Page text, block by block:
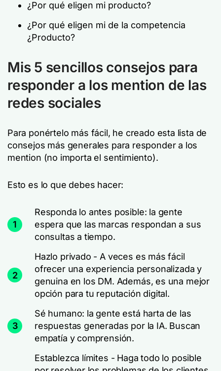
¿Por qué eligen mi producto?
¿Por qué eligen mi de la competencia
¿Producto?
Mis 5 sencillos consejos para
responder a los mention de las
redes sociales
Para ponértelo más fácil, he creado esta lista de
consejos más generales para responder a los
mention (no importa el sentimiento).
Esto es lo que debes hacer:
1
Responda lo antes posible: la gente
espera que las marcas respondan a sus
consultas a tiempo.
2
Hazlo privado - A veces es más fácil
ofrecer una experiencia personalizada y
genuina en los DM. Además, es una mejor
opción para tu reputación digital.
3
Sé humano: la gente está harta de las
respuestas generadas por la IA. Buscan
empatía y comprensión.
Establezca límites - Haga todo lo posible